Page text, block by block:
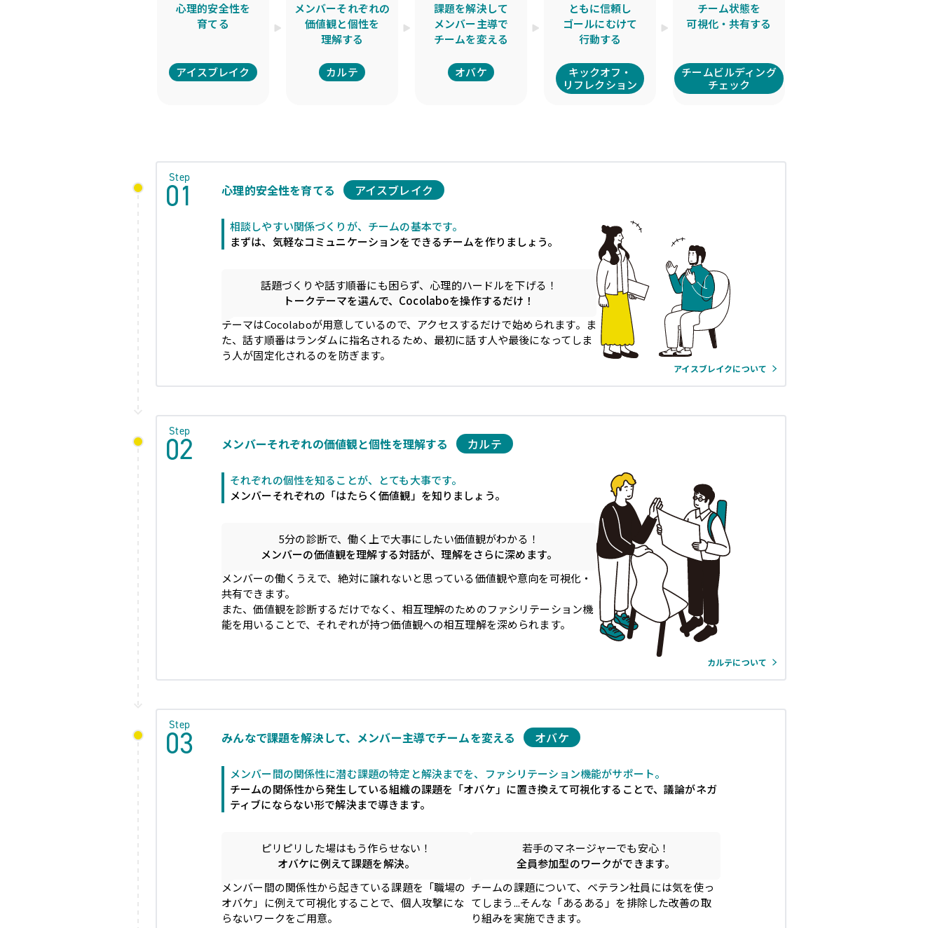
心理的安全性を
育てる
アイスブレイク
メンバーそれぞれの
価値観と個性を
理解する
カルテ
課題を解決して
メンバー主導で
チームを変える
オバケ
ともに信頼し
ゴールにむけて
行動する
キックオフ・
リフレクション
チーム状態を
可視化・共有する
チームビルディング
チェック
Step
01 心理的安全性を育てる アイスブレイク
相談しやすい関係づくりが、チームの基本です。
まずは、気軽なコミュニケーションをできるチームを作りましょう。
話題づくりや話す順番にも困らず、心理的ハードルを下げる！
トークテーマを選んで、Cocolaboを操作するだけ！
テーマはCocolaboが用意しているので、アクセスするだけで始められます。ま
た、話す順番はランダムに指名されるため、最初に話す人や最後になってしま
う人が固定化されるのを防ぎます。
アイスブレイクについて
Step
02 メンバーそれぞれの価値観と個性を理解する カルテ
それぞれの個性を知ることが、とても大事です。
メンバーそれぞれの「はたらく価値観」を知りましょう。
5分の診断で、働く上で大事にしたい価値観がわかる！
メンバーの価値観を理解する対話が、理解をさらに深めます。
メンバーの働くうえで、絶対に譲れないと思っている価値観や意向を可視化・
共有できます。
また、価値観を診断するだけでなく、相互理解のためのファシリテーション機
能を用いることで、それぞれが持つ価値観への相互理解を深められます。
カルテについて
Step
03 みんなで課題を解決して、メンバー主導でチームを変える オバケ
メンバー間の関係性に潜む課題の特定と解決までを、ファシリテーション機能がサポート。
チームの関係性から発生している組織の課題を「オバケ」に置き換えて可視化することで、議論がネガ
ティブにならない形で解決まで導きます。
ピリピリした場はもう作らせない！
オバケに例えて課題を解決。
メンバー間の関係性から起きている課題を「職場の
オバケ」に例えて可視化することで、個人攻撃にな
らないワークをご用意。
若手のマネージャーでも安心！
全員参加型のワークができます。
チームの課題について、ベテラン社員には気を使っ
てしまう...そんな「あるある」を排除した改善の取
り組みを実施できます。